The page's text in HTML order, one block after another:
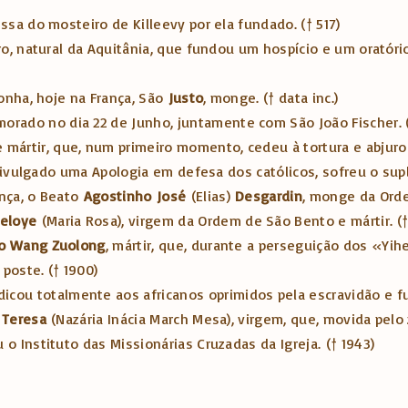
do mosteiro de Killeevy por ela fundado. († 517)
natural da Aquitânia, que fundou um hospício e um
hoje na França, São Justo, monge. († data inc.)
no dia 22 de Junho, juntamente com São João Fischer.
mártir, que, num primeiro momento, cedeu à tortura e
uma Apologia em defesa dos católicos, sofreu o
o Beato Agostinho José (Elias) Desgardin, monge da
(Maria Rosa), virgem da Ordem de São Bento e mártir.
Wang Zuolong, mártir, que, durante a perseguição dos
(† 1900)
totalmente aos africanos oprimidos pela escravidão e
(Nazária Inácia March Mesa), virgem, que, movida
Instituto das Missionárias Cruzadas da Igreja. († 1943)